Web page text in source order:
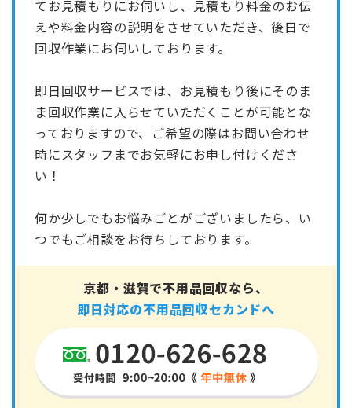
てお見積もりにお伺いし、見積もり料金のお伝
えや料金内容の説明をさせていただき、後日で
回収作業にお伺いしております。
即日回収サービスでは、お見積もり後にそのま
ま回収作業に入らせていただくことが可能とな
っておりますので、ご希望の際はお問い合わせ
時にスタッフまでお気軽にお申し付けくださ
い！
何か少しでもお悩みごとがございましたら、い
つでもご相談をお待ちしております。
京都・滋賀で不用品回収なら、
即日対応の不用品回収セカンドへ